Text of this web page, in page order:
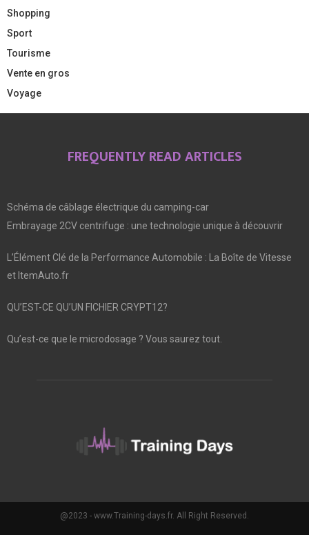
Shopping
Sport
Tourisme
Vente en gros
Voyage
FREQUENTLY READ ARTICLES
Schéma de câblage électrique du camping-car
Embrayage 2CV centrifuge : une technologie unique à découvrir
L’Élément Clé de la Performance Automobile : La Boîte de Vitesse
et ItemAuto.fr
QU’EST-CE QU’UN FICHIER CRYPT12?
Qu’est-ce que le microdosage ? Vous saurez tout.
@2023 - www.Training-days.fr. All Right Reserved.